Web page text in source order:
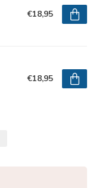
€18,95
€18,95